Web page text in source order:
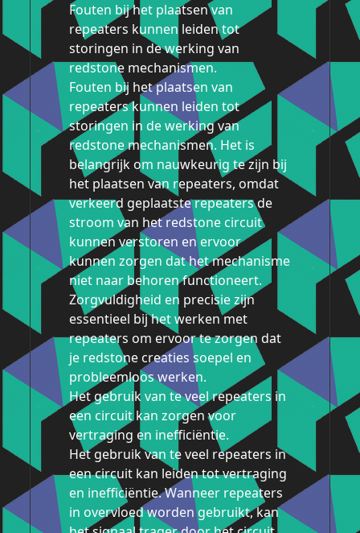
Fouten bij het plaatsen van
repeaters kunnen leiden tot
storingen in de werking van
redstone mechanismen.
Fouten bij het plaatsen van
repeaters kunnen leiden tot
storingen in de werking van
redstone mechanismen. Het is
belangrijk om nauwkeurig te zijn bij
het plaatsen van repeaters, omdat
verkeerd geplaatste repeaters de
stroom van het redstone circuit
kunnen verstoren en ervoor
kunnen zorgen dat het mechanisme
niet naar behoren functioneert.
Zorgvuldigheid en precisie zijn
essentieel bij het werken met
repeaters om ervoor te zorgen dat
je redstone creaties soepel en
probleemloos werken.
Het gebruik van te veel repeaters in
een circuit kan zorgen voor
vertraging en inefficiëntie.
Het gebruik van te veel repeaters in
een circuit kan leiden tot vertraging
en inefficiëntie. Wanneer repeaters
in overvloed worden gebruikt, kan